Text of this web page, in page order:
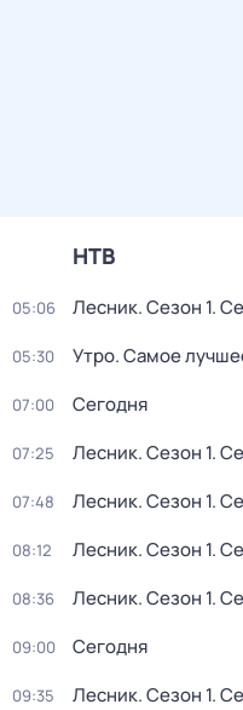
НТВ
05:06 Лесник. Сезон 1.
05:30 Утро. Самое
07:00 Сегодня
07:25 Лесник. Сезон 1.
07:48 Лесник. Сезон 1.
08:12 Лесник. Сезон 1.
08:36 Лесник. Сезон 1.
09:00 Сегодня
09:35 Лесник. Сезон 1.